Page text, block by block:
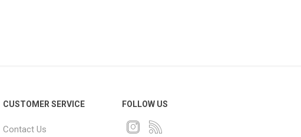
CUSTOMER SERVICE
Contact Us
FOLLOW US